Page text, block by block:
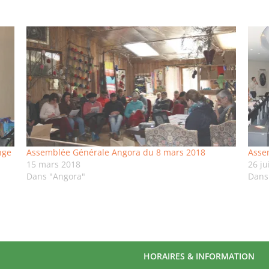
Assemblée Générale Angora du 8 mars 2018
15 mars 2018
Dans "Angora"
26
HORAIRES & INFORMATION